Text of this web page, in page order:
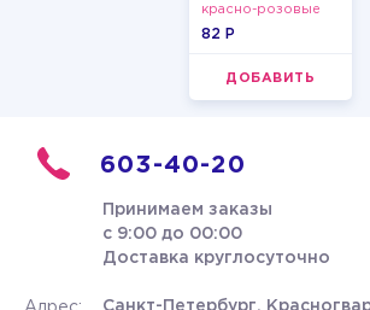
красно-розовые
пастельные
82 P
ДОБАВИТЬ
603-40-20
Принимаем заказы
с 9:00 до 00:00
Доставка круглосуточно
Санкт-Петербург,